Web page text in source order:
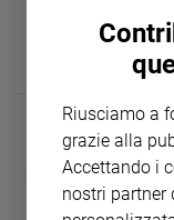
LE GRANDI
- VOL DA 1 AL 5
Riusciamo a
grazie alla
Accettando i
nostri partner